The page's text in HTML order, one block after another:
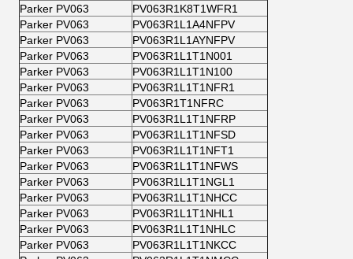
Parker PV063
PV063R1K8T1WFR1
Parker PV063
PV063R1L1A4NFPV
Parker PV063
PV063R1L1AYNFPV
Parker PV063
PV063R1L1T1N001
Parker PV063
PV063R1L1T1N100
Parker PV063
PV063R1L1T1NFR1
Parker PV063
PV063R1T1NFRC
Parker PV063
PV063R1L1T1NFRP
Parker PV063
PV063R1L1T1NFSD
Parker PV063
PV063R1L1T1NFT1
Parker PV063
PV063R1L1T1NFWS
Parker PV063
PV063R1L1T1NGL1
Parker PV063
PV063R1L1T1NHCC
Parker PV063
PV063R1L1T1NHL1
Parker PV063
PV063R1L1T1NHLC
Parker PV063
PV063R1L1T1NKCC